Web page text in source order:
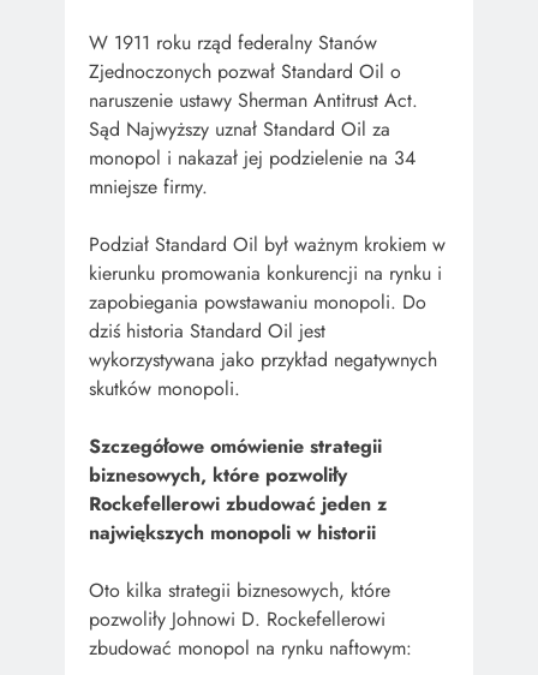
W 1911 roku rząd federalny Stanów
Zjednoczonych pozwał Standard Oil o
naruszenie ustawy Sherman Antitrust Act.
Sąd Najwyższy uznał Standard Oil za
monopol i nakazał jej podzielenie na 34
mniejsze firmy.
Podział Standard Oil był ważnym krokiem w
kierunku promowania konkurencji na rynku i
zapobiegania powstawaniu monopoli. Do
dziś historia Standard Oil jest
wykorzystywana jako przykład negatywnych
skutków monopoli.
Szczegółowe omówienie strategii
biznesowych, które pozwoliły
Rockefellerowi zbudować jeden z
największych monopoli w historii
Oto kilka strategii biznesowych, które
pozwoliły Johnowi D. Rockefellerowi
zbudować monopol na rynku naftowym: